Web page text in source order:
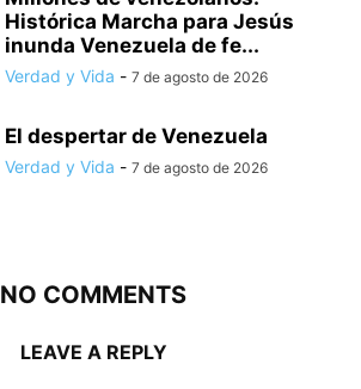
Histórica Marcha para Jesús
inunda Venezuela de fe...
Verdad y Vida - 7 de agosto de 2026
El despertar de Venezuela
Verdad y Vida - 7 de agosto de 2026
NO COMMENTS
LEAVE A REPLY